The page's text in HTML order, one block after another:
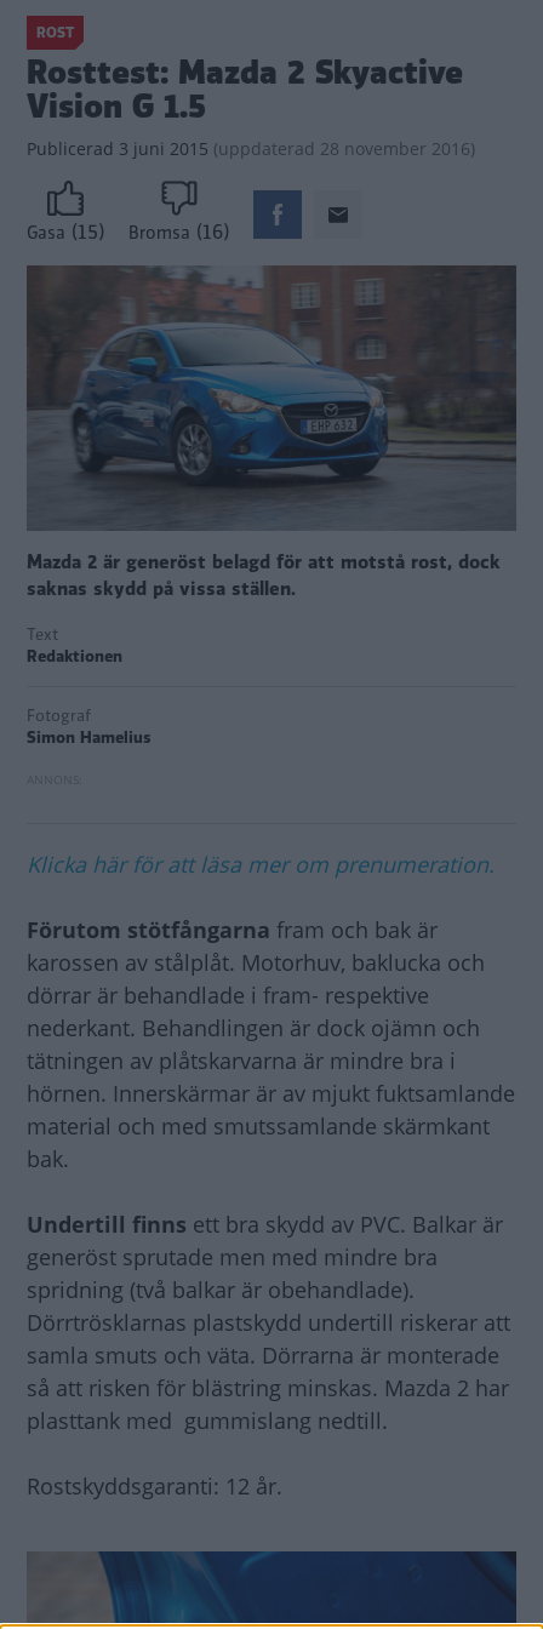
ROST
Rosttest: Mazda 2 Skyactive
Vision G 1.5
Publicerad 3 juni 2015 (uppdaterad 28 november 2016)
Gasa (15) Bromsa (16)
Mazda 2 är generöst belagd för att motstå rost, dock
saknas skydd på vissa ställen.
Text
Redaktionen
Fotograf
Simon Hamelius
Klicka här för att läsa mer om prenumeration.
Förutom stötfångarna fram och bak är
karossen av stålplåt. Motorhuv, baklucka och
dörrar är behandlade i fram- respektive
nederkant. Behandlingen är dock ojämn och
tätningen av plåtskarvarna är mindre bra i
hörnen. Innerskärmar är av mjukt fuktsamlande
material och med smutssamlande skärmkant
bak.
Undertill finns ett bra skydd av PVC. Balkar är
generöst sprutade men med mindre bra
spridning (två balkar är obehandlade).
Dörrtrösklarnas plastskydd undertill riskerar att
samla smuts och väta. Dörrarna är monterade
så att risken för blästring minskas. Mazda 2 har
plasttank med gummislang nedtill.
Rostskyddsgaranti: 12 år.